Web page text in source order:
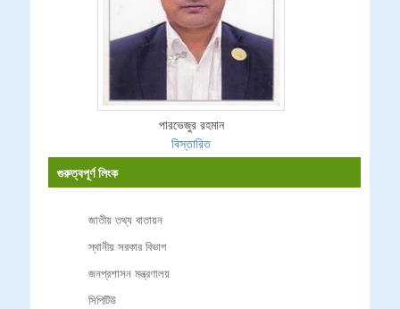
পারভেজুর রহমান
বিস্তারিত
গুরুত্বপূর্ণ লিংক
জাতীয় তথ্য বাতায়ন
স্থানীয় সরকার বিভাগ
জনপ্রশাসন মন্ত্রণালয়
সিপিটিউ